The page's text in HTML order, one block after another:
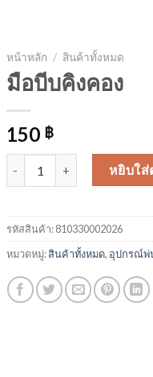
หน้าหลัก / สินค้าทั้งหมด
มือบีบคิงคอง
150 ฿
จำนวน มือบีบคิงคอง ชิ้นหยิบใส่
รหัสสินค้า:810330002026
หมวดหมู่:สินค้าทั้งหมด, อุปกรณ์พ่